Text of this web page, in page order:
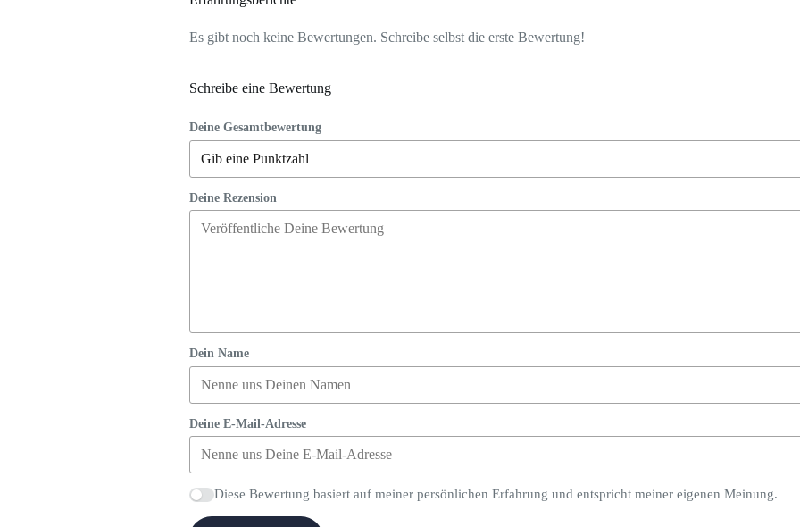
Es gibt noch keine Bewertungen. Schreibe selbst die erste Bewertung!
Schreibe eine Bewertung
Deine Gesamtbewertung
Deine Rezension
Dein Name
Deine E-Mail-Adresse
Diese Bewertung basiert auf meiner persönlichen Erfahrung und entspricht meiner eigenen Meinung.